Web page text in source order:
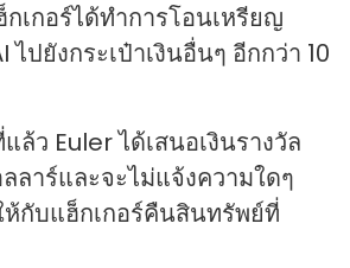
เกอร์ได้ทำการโอนเหรียญ
ปยังกระเป๋าเงินอื่นๆ อีกกว่า 10
ล้ว Euler ได้เสนอเงินรางวัล
ลาร์และจะไม่แจ้งความใดๆ
กับแฮ็กเกอร์คืนสินทรัพย์ที่